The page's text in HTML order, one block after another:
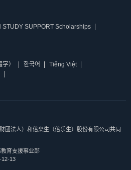
STUDY SUPPORT Scholarships
） 한국어
Tiếng Việt
团法人）和倍楽生（倍乐生）股份有限公司共同
育支援事业部
12-13